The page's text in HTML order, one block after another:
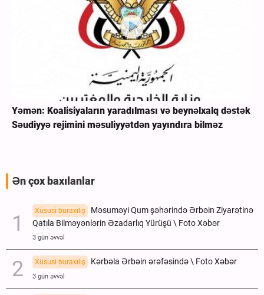
Yəmən: Koalisiyaların yaradılması və beynəlxalq dəstək
Səudiyyə rejimini məsuliyyətdən yayındıra bilməz
Ən çox baxılanlar
Xüsusi buraxılış
Məsuməyi Qum şəhərində Ərbəin Ziyarətinə
Qatıla Bilməyənlərin Əzadarlıq Yürüşü \ Foto Xəbər
3 gün əvvəl
Xüsusi buraxılış Kərbəla Ərbəin ərəfəsində \ Foto Xəbər
3 gün əvvəl